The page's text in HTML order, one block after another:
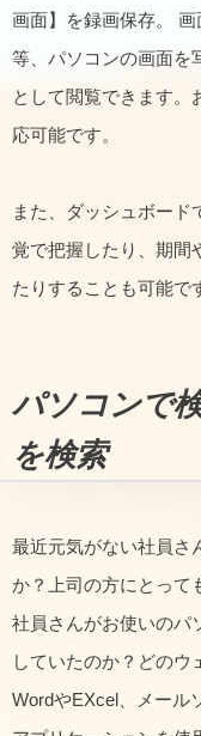
画面】を録画保存。
等、パソコンの画面を
として閲覧できます。
応可能です。
また、ダッシュボード
覚で把握したり、期間
たりすることも可能で
パソコンで
を検索
最近元気がない社員さ
か？上司の方にとって
社員さんがお使いのパ
していたのか？どのウ
WordやEXcel、メール